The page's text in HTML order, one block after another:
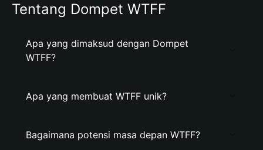
Tentang Dompet WTFF
Apa yang dimaksud dengan Dompet
WTFF?
Apa yang membuat WTFF unik?
Bagaimana potensi masa depan WTFF?